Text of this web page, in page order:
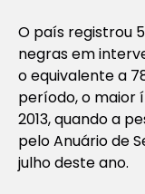
O país registrou
negras em
o equivalente a
período, o maior
2013, quando a
pelo Anuário de
julho deste ano.